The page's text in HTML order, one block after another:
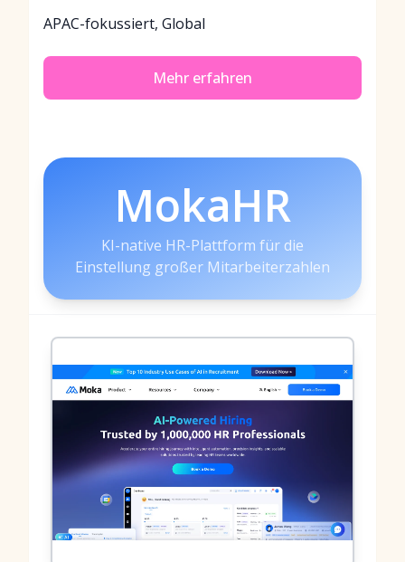
APAC-fokussiert, Global
Mehr erfahren
MokaHR
KI-native HR-Plattform für die
Einstellung großer Mitarbeiterzahlen